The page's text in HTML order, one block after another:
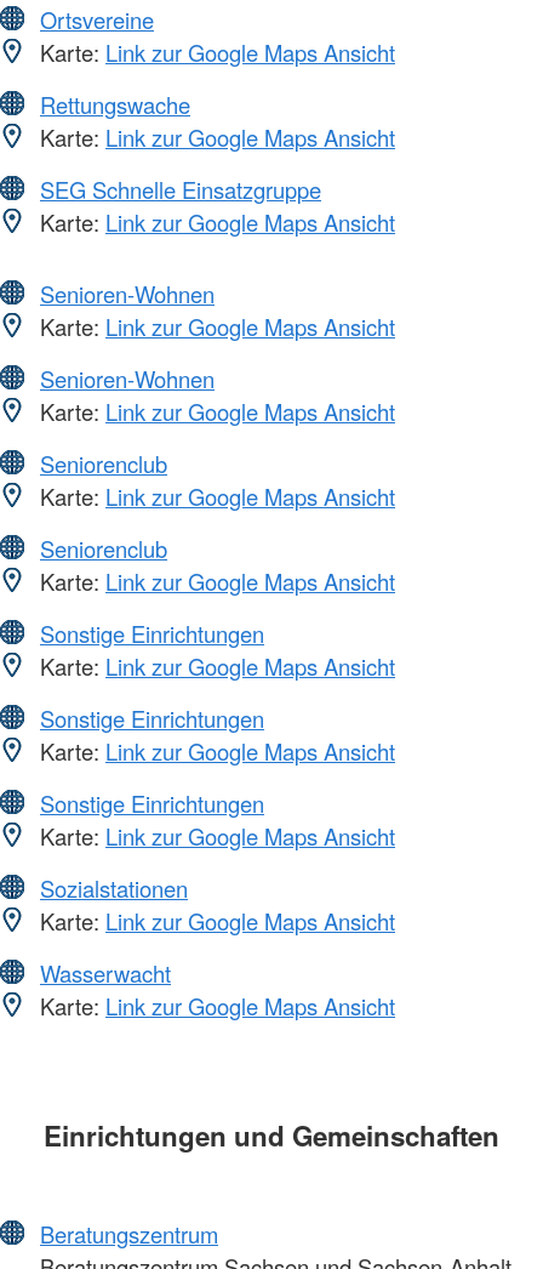
Ortsvereine
Karte: Link zur Google Maps Ansicht
Rettungswache
Karte: Link zur Google Maps Ansicht
SEG Schnelle Einsatzgruppe
Karte: Link zur Google Maps Ansicht
Senioren-Wohnen
Karte: Link zur Google Maps Ansicht
Senioren-Wohnen
Karte: Link zur Google Maps Ansicht
Seniorenclub
Karte: Link zur Google Maps Ansicht
Seniorenclub
Karte: Link zur Google Maps Ansicht
Sonstige Einrichtungen
Karte: Link zur Google Maps Ansicht
Sonstige Einrichtungen
Karte: Link zur Google Maps Ansicht
Sonstige Einrichtungen
Karte: Link zur Google Maps Ansicht
Sozialstationen
Karte: Link zur Google Maps Ansicht
Wasserwacht
Karte: Link zur Google Maps Ansicht
Einrichtungen und Gemeinschaften
Beratungszentrum